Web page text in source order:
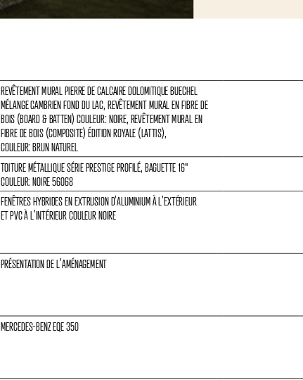
REVÊTEMENT MURAL PIERRE DE CALCAIRE DOLOMITIQUE BUECHEL
MÉLANGE CAMBRIEN FOND DU LAC, REVÊTEMENT MURAL EN FIBRE DE
BOIS (BOARD & BATTEN) COULEUR: NOIRE, REVÊTEMENT MURAL EN
FIBRE DE BOIS (COMPOSITE) ÉDITION ROYALE (LATTIS),
COULEUR: BRUN NATUREL
TOITURE MÉTALLIQUE SÉRIE PRESTIGE PROFILÉ, BAGUETTE 16"
COULEUR: NOIRE 56068
FENÊTRES HYBRIDES EN EXTRUSION D’ALUMINIUM À L’EXTÉRIEUR
ET PVC À L’INTÉRIEUR COULEUR NOIRE
PRÉSENTATION DE L’AMÉNAGEMENT
MERCEDES-BENZ EQE 350